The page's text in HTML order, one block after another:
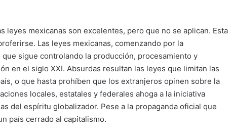
leyes mexicanas son excelentes, pero que no se aplican. Esta
Las leyes mexicanas, comenzando por la
sigue controlando la producción, procesamiento y
en el siglo XXI. Absurdas resultan las leyes que limitan las
o que hasta prohíben que los extranjeros opinen sobre la
locales, estatales y federales ahoga a la iniciativa
del espíritu globalizador. Pese a la propaganda oficial que
país cerrado al capitalismo.